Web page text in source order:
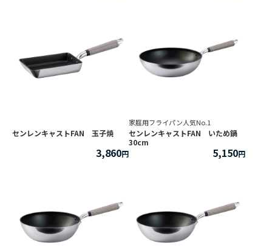
センレンキャストFAN 玉子焼
3,860
家庭用フライパン人気No.1
センレンキャストFAN いため鍋
30cm
5,150